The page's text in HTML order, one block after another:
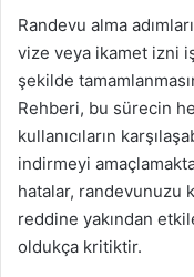
Randevu alma
vize veya ikamet izni
şekilde
Rehberi, bu sürecin
kullanıcıların
indirmeyi
hatalar, randevunuzu
reddine yakından
oldukça kritiktir.